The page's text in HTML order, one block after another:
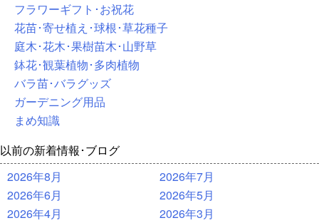
フラワーギフト･お祝花
花苗･寄せ植え･球根･草花種子
庭木･花木･果樹苗木･山野草
鉢花･観葉植物･多肉植物
バラ苗･バラグッズ
ガーデニング用品
まめ知識
以前の新着情報･ブログ
2026年8月
2026年7月
2026年6月
2026年5月
2026年4月
2026年3月